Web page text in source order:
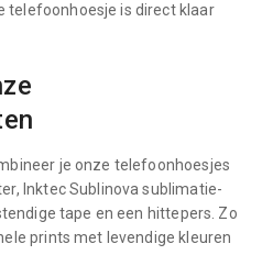
telefoonhoesje is direct klaar
je onze telefoonhoesjes
Inktec Sublinova sublimatie-
tape en een hittepers. Zo
prints met levendige kleuren